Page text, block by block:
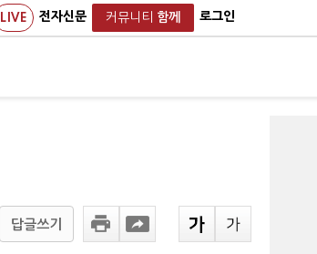
LIVE 전자신문 커뮤니티 함께 로그인
답글쓰기